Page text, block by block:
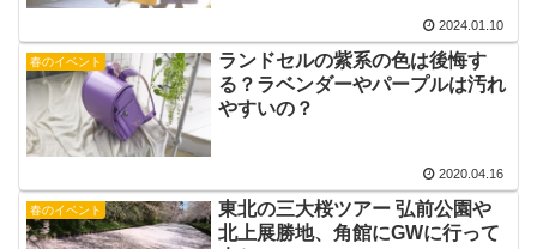
2024.01.10
春のイベント
ランドセルの紫系の色は後悔す
る？ラベンダーやパープルは汚れ
やすいの？
2020.04.16
春のイベント
東北の三大桜ツアー 弘前公園や
北上展勝地、角館にGWに行って